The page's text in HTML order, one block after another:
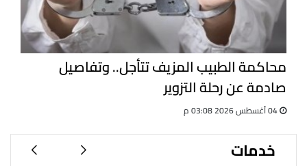
محاكمة الطبيب المزيف تتأجل.. وتفاصيل
صادمة عن رحلة التزوير
خدمات